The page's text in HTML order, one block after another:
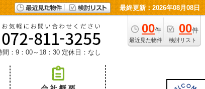
最終更新：2026年08月08日
00件
最近見た物件
00件
検討リスト
間：9：00～18：30 定休日：なし